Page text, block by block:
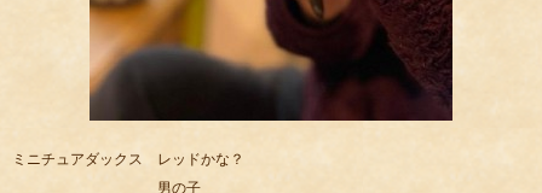
ミニチュアダックス レッドかな？
男の子